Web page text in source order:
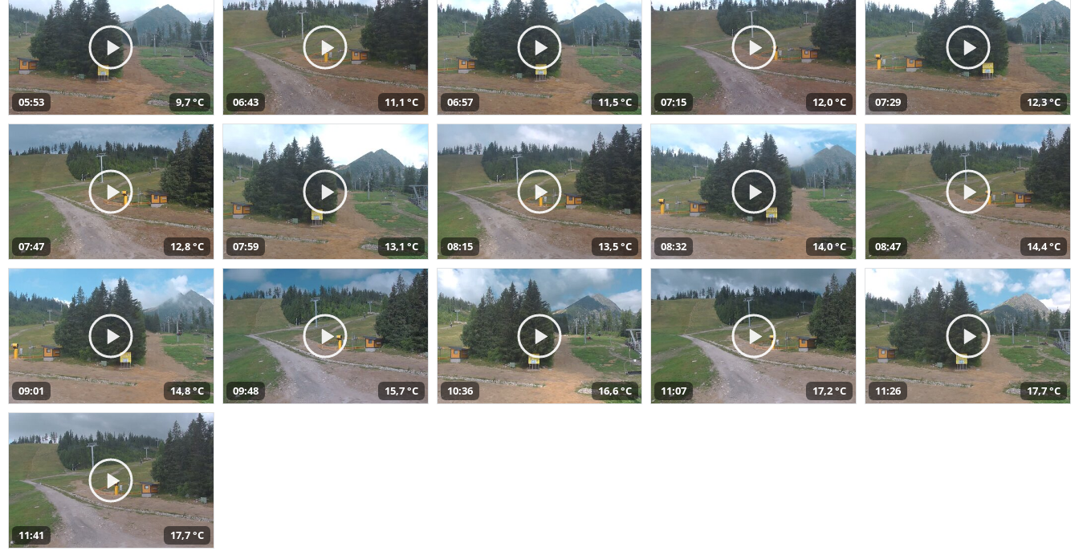
05:53 9,7 °C 06:43 11,1 °C 06:57 11,5 °C 07:15 12,0 °C 07:29 12,3 °C
07:47 12,8 °C 07:59 13,1 °C 08:15 13,5 °C 08:32 14,0 °C 08:47 14,4 °C
09:01 14,8 °C 09:48 15,7 °C 10:36 16,6 °C 11:07 17,2 °C 11:26 17,7 °C
11:41 17,7 °C